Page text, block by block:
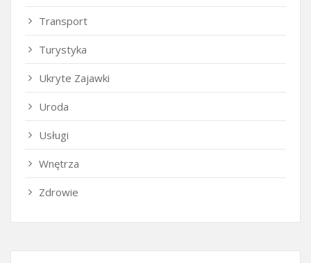
Transport
Turystyka
Ukryte Zajawki
Uroda
Usługi
Wnętrza
Zdrowie